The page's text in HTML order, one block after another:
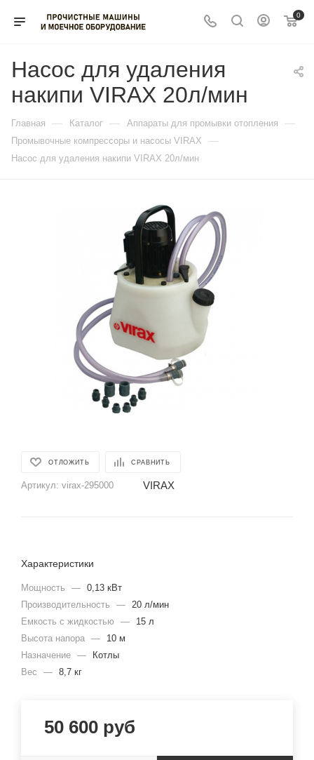
0
Насос для удаления
накипи VIRAX 20л/мин
Главная — Каталог — Аппараты для промывки отопления —
Промывочные компрессоры и насосы VIRAX —
Насос для удаления накипи VIRAX 20л/мин
ОТЛОЖИТЬ СРАВНИТЬ
Артикул: virax-295000 VIRAX
Характеристики
Мощность — 0,13 кВт
Производительность
— 20 л/мин
Емкость с жидкостью
—
15 л
Высота напора —
10 м
Назначение —
Котлы
Вес
— 8,7 кг
50 600 руб